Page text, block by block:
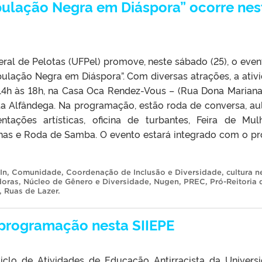
Negra em Diáspora” ocorre
de Pelotas (UFPel) promove, neste sábado (25), o
Negra em Diáspora”. Com diversas atrações, a
às 18h, na Casa Oca Rendez-Vous – (Rua Dona
Alfândega. Na programação, estão roda de conversa,
artísticas, oficina de turbantes, Feira de
e Roda de Samba. O evento estará integrado com o
, Comunidade, Coordenação de Inclusão e Diversidade, cultura
, Núcleo de Gênero e Diversidade, Nugen, PREC, Pró-Reitoria
, Ruas de Lazer.
nesta SIIEPE